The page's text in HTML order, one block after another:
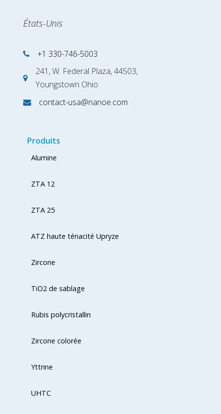
États-Unis
+1 330-746-5003
241, W. Federal Plaza, 44503,
Youngstown Ohio
contact-usa@nanoe.com
Produits
Alumine
ZTA 12
ZTA 25
ATZ haute ténacité Upryze
Zircone
TiO2 de sablage
Rubis polycristallin
Zircone colorée
Yttrine
UHTC